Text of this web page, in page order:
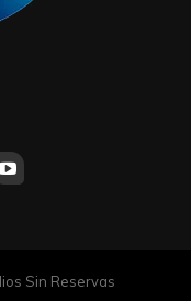
Sin Reservas